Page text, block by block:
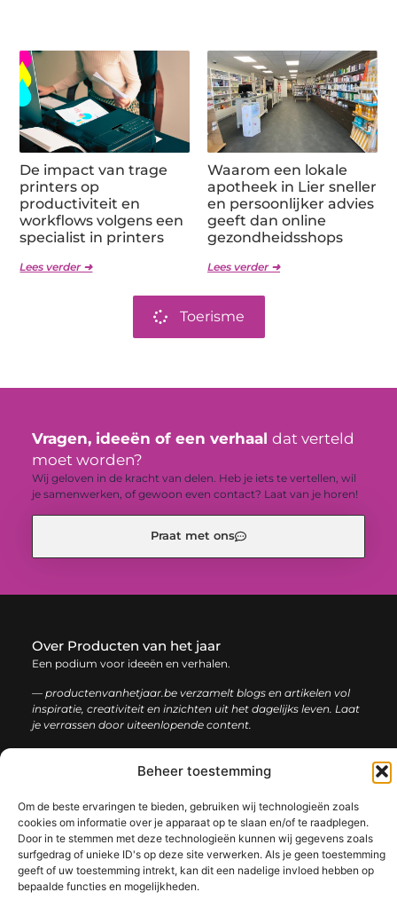
Beheer toestemming
Om de beste ervaringen te bieden, gebruiken wij technologieën zoals
cookies om informatie over je apparaat op te slaan en/of te raadplegen.
Door in te stemmen met deze technologieën kunnen wij gegevens zoals
surfgedrag of unieke ID's op deze site verwerken. Als je geen toestemming
geeft of uw toestemming intrekt, kan dit een nadelige invloed hebben op
bepaalde functies en mogelijkheden.
De impact van trage
printers op
productiviteit en
workflows volgens een
specialist in printers
Lees verder ➜
Waarom een lokale
apotheek in Lier sneller
en persoonlijker advies
geeft dan online
gezondheidsshops
Lees verder ➜
Toerisme
Vragen, ideeën of een verhaal dat verteld
moet worden?
Wij geloven in de kracht van delen. Heb je iets te vertellen, wil
je samenwerken, of gewoon even contact? Laat van je horen!
Praat met ons
Over Producten van het jaar
Een podium voor ideeën en verhalen.
— productenvanhetjaar.be verzamelt blogs en artikelen vol
inspiratie, creativiteit en inzichten uit het dagelijks leven. Laat
je verrassen door uiteenlopende content.
Bericht categorie
@2025 www.productenvanhetjaar.be. All Right Reserved.​